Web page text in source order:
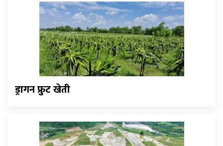
ड्रागन फ्रुट खेती